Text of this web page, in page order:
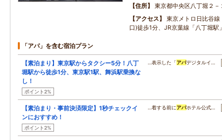
住所
東京都中央区八丁堀２－
アクセス
東京メトロ日比谷
口)徒歩1分、JR京葉線「八丁堀駅
「アパ」を含む宿泊プラン
【素泊まり】東京駅からタクシー5分！八丁
堀駅から徒歩1分、東京駅1駅、舞浜駅乗換な
し！
ポイント2%
…表示した「アパデジタルイ…
【素泊まり・事前決済限定】1秒チェックイ
ンにおすすめ！
ポイント2%
…着する前にアパホテル公式…